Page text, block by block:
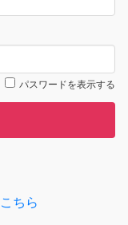
パスワードを表示する
こちら